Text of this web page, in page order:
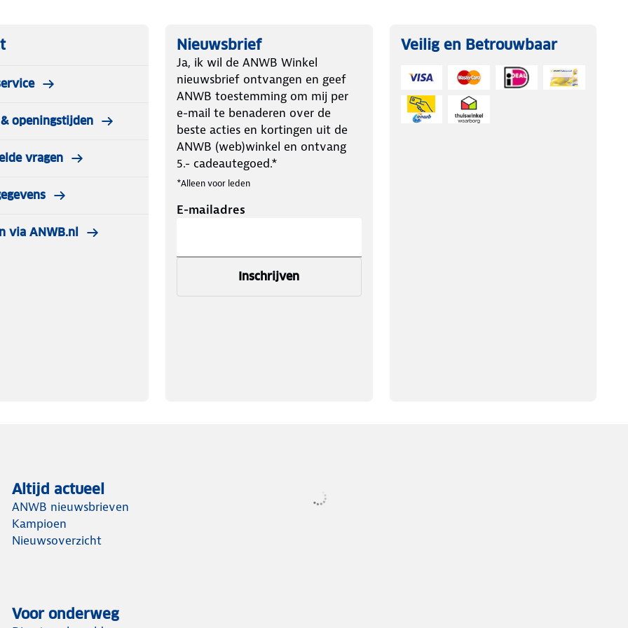
tegen intensief gebruik.
installatie snel en eenvoudig.
is de perfecte keuze voor iedereen
met de betrouwbaarheid
openingstijden
vragen
via ANWB.nl
Nieuwsbrief
Ja, ik wil de ANWB Winkel
nieuwsbrief ontvangen en geef
ANWB toestemming om mij per
e-mail te benaderen over de
beste acties en kortingen uit de
ANWB (web)winkel en ontvang
5.- cadeautegoed.*
*Alleen voor leden
E-mailadres
Inschrijven
Veilig en Betrouwbaar
Altijd actueel
ANWB nieuwsbrieven
Kampioen
Nieuwsoverzicht
Voor onderweg